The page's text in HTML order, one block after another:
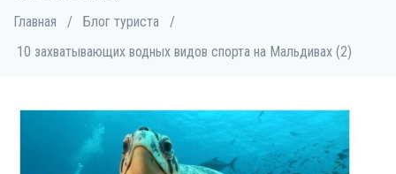
Главная / Блог туриста
/
10 захватывающих водных видов спорта на Мальдивах (2)